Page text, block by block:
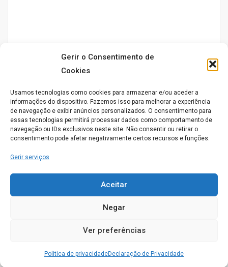
Gerir o Consentimento de
Cookies
Usamos tecnologias como cookies para armazenar e/ou aceder a
informações do dispositivo. Fazemos isso para melhorar a experiência
de navegação e exibir anúncios personalizados. O consentimento para
essas tecnologias permitirá processar dados como comportamento de
navegação ou IDs exclusivos neste site. Não consentir ou retirar o
consentimento pode afetar negativamente certos recursos e funções.
Gerir serviços
Aceitar
Negar
Ver preferências
Politica de privacidadeDeclaração de Privacidade
Serviços
Acompanhamento ao exterior
Quarto individual